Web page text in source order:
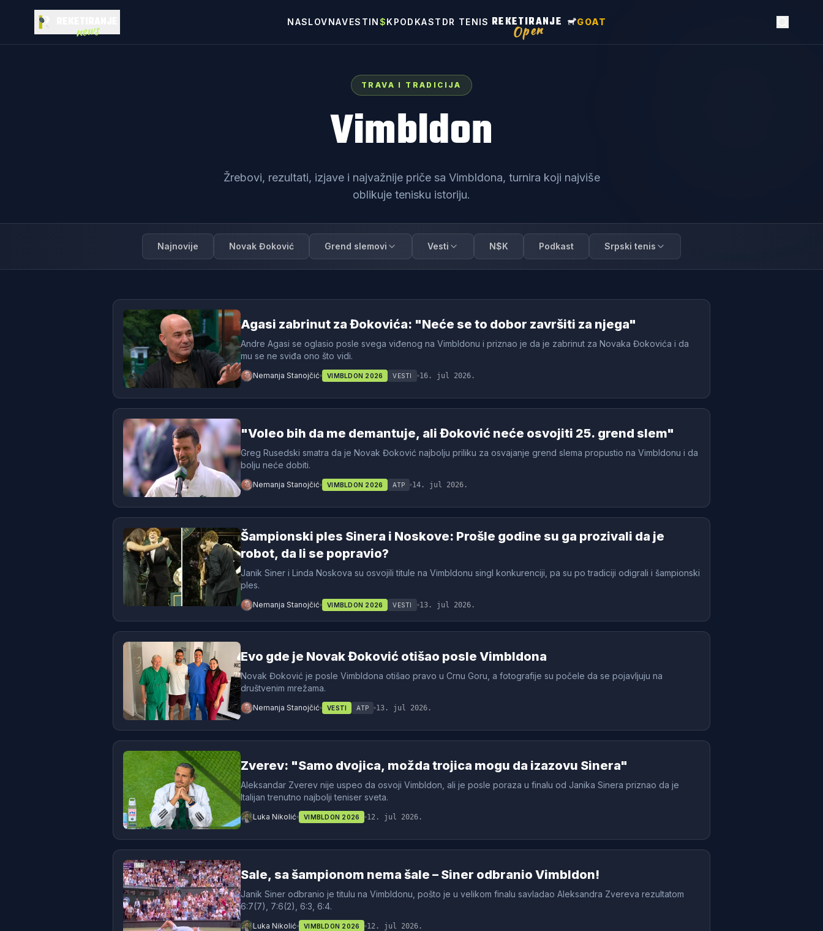
news NASLOVNAVESTIN$K PODKAST DR TENIS REKETIRANJE
Open GOAT
TRAVA I TRADICIJA
Vimbldon
Žrebovi, rezultati, izjave i najvažnije priče sa Vimbldona, turnira koji najviše
oblikuje tenisku istoriju.
Najnovije Novak Đoković Grend slemovi Vesti N$K Podkast Srpski tenis
Agasi zabrinut za Đokovića: "Neće se to dobor završiti za njega"
Andre Agasi se oglasio posle svega viđenog na Vimbldonu i priznao je da je zabrinut za Novaka Đokovića i da
mu se ne sviđa ono što vidi.
Nemanja Stanojčić VIMBLDON 2026 VESTI 16. jul 2026.
"Voleo bih da me demantuje, ali Đoković neće osvojiti 25. grend slem"
Greg Rusedski smatra da je Novak Đoković najbolju priliku za osvajanje grend slema propustio na Vimbldonu i da
bolju neće dobiti.
Nemanja Stanojčić VIMBLDON 2026 ATP 14. jul 2026.
Šampionski ples Sinera i Noskove: Prošle godine su ga prozivali da je
robot, da li se popravio?
Janik Siner i Linda Noskova su osvojili titule na Vimbldonu singl konkurenciji, pa su po tradiciji odigrali i šampionski
ples.
Nemanja Stanojčić VIMBLDON 2026 VESTI 13. jul 2026.
Evo gde je Novak Đoković otišao posle Vimbldona
Novak Đoković je posle Vimbldona otišao pravo u Crnu Goru, a fotografije su počele da se pojavljuju na
društvenim mrežama.
Nemanja Stanojčić VESTI ATP 13. jul 2026.
Zverev: "Samo dvojica, možda trojica mogu da izazovu Sinera"
Aleksandar Zverev nije uspeo da osvoji Vimbldon, ali je posle poraza u finalu od Janika Sinera priznao da je
Italijan trenutno najbolji teniser sveta.
Luka Nikolić VIMBLDON 2026 12. jul 2026.
Sale, sa šampionom nema šale – Siner odbranio Vimbldon!
Janik Siner odbranio je titulu na Vimbldonu, pošto je u velikom finalu savladao Aleksandra Zvereva rezultatom
6:7(7), 7:6(2), 6:3, 6:4.
Luka Nikolić VIMBLDON 2026 12. jul 2026.